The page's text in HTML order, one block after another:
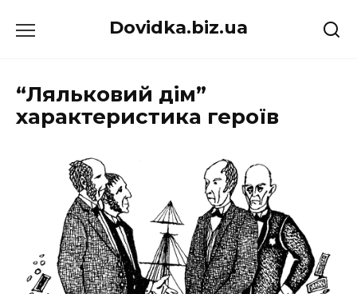
до
Dovidka.biz.ua
“Ляльковий дім”
характеристика героїв